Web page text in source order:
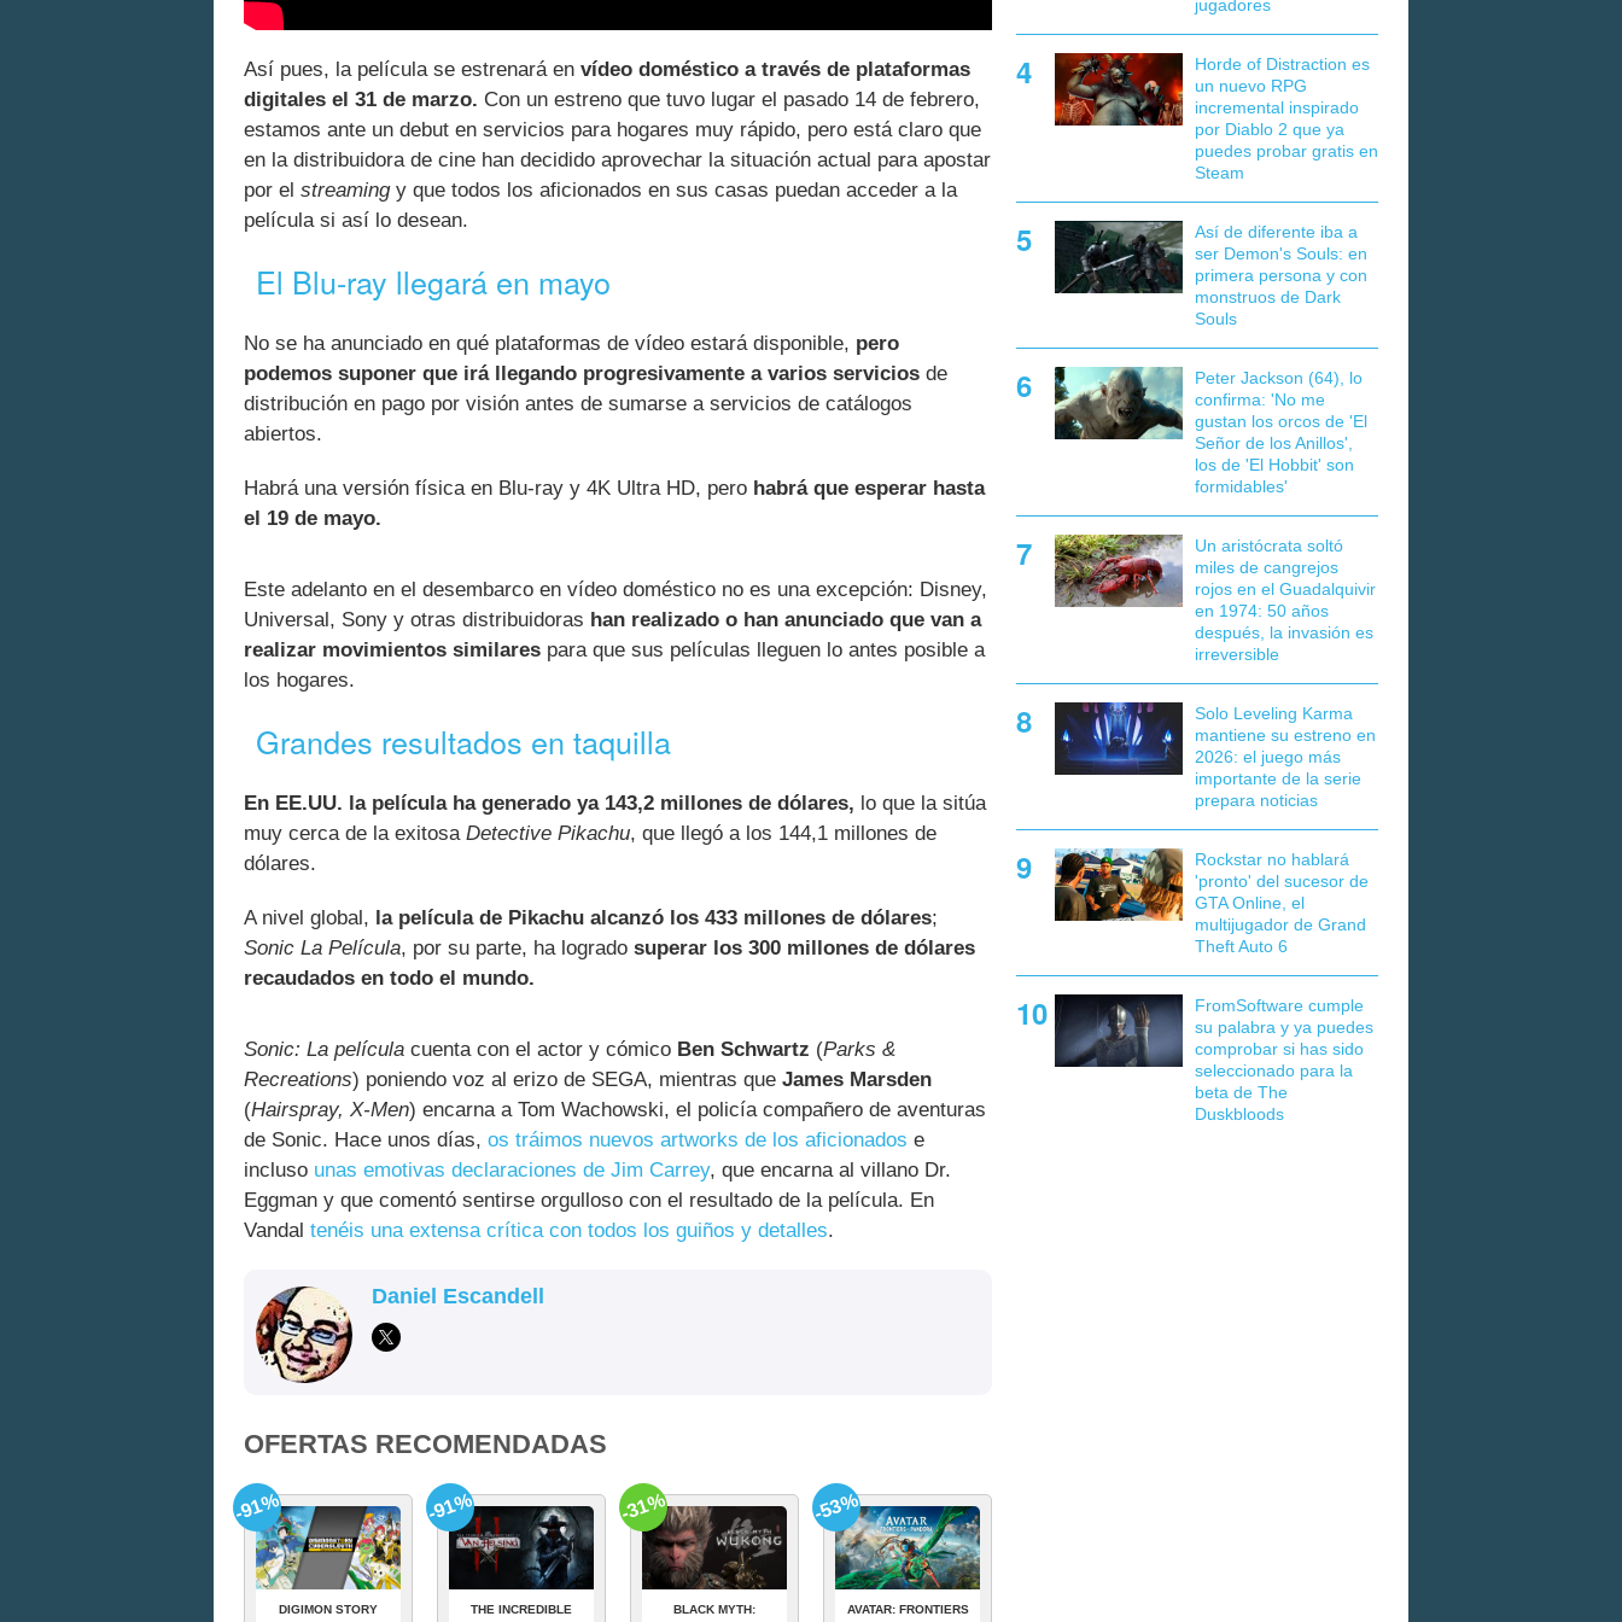
Así pues, la película se estrenará en vídeo doméstico a través de plataformas
digitales el 31 de marzo. Con un estreno que tuvo lugar el pasado 14 de febrero,
estamos ante un debut en servicios para hogares muy rápido, pero está claro que
en la distribuidora de cine han decidido aprovechar la situación actual para apostar
por el streamingy que todos los aficionados en sus casas puedan acceder a la
película si así lo desean.
El Blu-ray llegará en mayo
No se ha anunciado en qué plataformas de vídeo estará disponible, pero
podemos suponer que irá llegando progresivamente a varios servicios de
distribución en pago por visión antes de sumarse a servicios de catálogos
abiertos.
Habrá una versión física en Blu-ray y 4K Ultra HD, pero habrá que esperar hasta
el 19 de mayo.
Este adelanto en el desembarco en vídeo doméstico no es una excepción: Disney,
Universal, Sony y otras distribuidoras han realizado o han anunciado que van a
realizar movimientos similares para que sus películas lleguen lo antes posible a
los hogares.
Grandes resultados en taquilla
En EE.UU. la película ha generado ya 143,2 millones de dólares, lo que la sitúa
muy cerca de la exitosa Detective Pikachu, que llegó a los 144,1 millones de
dólares.
A nivel global, la película de Pikachu alcanzó los 433 millones de dólares;
Sonic La Película, por su parte, ha logrado superar los 300 millones de dólares
recaudados en todo el mundo.
Sonic: La película cuenta con el actor y cómico Ben Schwartz (Parks &
Recreations) poniendo voz al erizo de SEGA, mientras que James Marsden
(Hairspray, X-Men) encarna a Tom Wachowski, el policía compañero de aventuras
de Sonic. Hace unos días, os tráimos nuevos artworks de los aficionados e
incluso unas emotivas declaraciones de Jim Carrey, que encarna al villano Dr.
Eggman y que comentó sentirse orgulloso con el resultado de la película. En
Vandal tenéis una extensa crítica con todos los guiños y detalles.
Daniel Escandell
OFERTAS RECOMENDADAS
DIGIMON STORY
-91%
THE INCREDIBLE
-91%
BLACK MYTH:
-31%
AVATAR: FRONTIERS
-53%
jugadores
Horde of Distraction es
un nuevo RPG
incremental inspirado
por Diablo 2 que ya
puedes probar gratis en
Steam
Así de diferente iba a
ser Demon's Souls: en
primera persona y con
monstruos de Dark
Souls
Peter Jackson (64), lo
confirma: 'No me
gustan los orcos de 'El
Señor de los Anillos',
los de 'El Hobbit' son
formidables'
Un aristócrata soltó
miles de cangrejos
rojos en el Guadalquivir
en 1974: 50 años
después, la invasión es
irreversible
Solo Leveling Karma
mantiene su estreno en
2026: el juego más
importante de la serie
prepara noticias
Rockstar no hablará
'pronto' del sucesor de
GTA Online, el
multijugador de Grand
Theft Auto 6
FromSoftware cumple
su palabra y ya puedes
comprobar si has sido
seleccionado para la
beta de The
Duskbloods